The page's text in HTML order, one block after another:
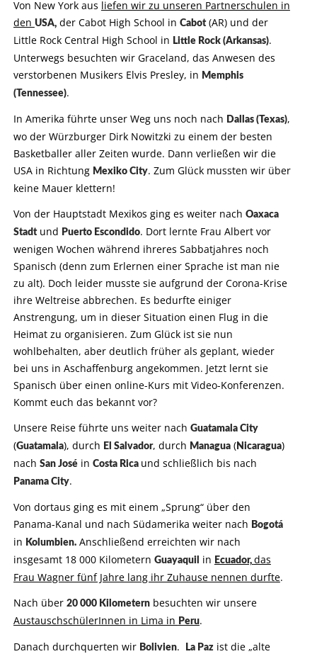
Von New York aus liefen wir zu unseren Partnerschulen in
den USA,der Cabot High School in Cabot(AR) und der
Little Rock Central High School in Little Rock (Arkansas).
Unterwegs besuchten wir Graceland, das Anwesen des
verstorbenen Musikers Elvis Presley, in Memphis
(Tennessee).
In Amerika führte unser Weg uns noch nach Dallas (Texas),
wo der Würzburger Dirk Nowitzki zu einem der besten
Basketballer aller Zeiten wurde. Dann verließen wir die
USA in Richtung Mexiko City. Zum Glück mussten wir über
keine Mauer klettern!
Von der Hauptstadt Mexikos ging es weiter nach Oaxaca
Stadtund Puerto Escondido. Dort lernte Frau Albert vor
wenigen Wochen während ihreres Sabbatjahres noch
Spanisch (denn zum Erlernen einer Sprache ist man nie
zu alt). Doch leider musste sie aufgrund der Corona-Krise
ihre Weltreise abbrechen. Es bedurfte einiger
Anstrengung, um in dieser Situation einen Flug in die
Heimat zu organisieren. Zum Glück ist sie nun
wohlbehalten, aber deutlich früher als geplant, wieder
bei uns in Aschaffenburg angekommen. Jetzt lernt sie
Spanisch über einen online-Kurs mit Video-Konferenzen.
Kommt euch das bekannt vor?
Unsere Reise führte uns weiter nach Guatamala City
(Guatamala), durch El Salvador, durch Managua( Nicaragua)
nach San Joséin Costa Rica und schließlich bis nach
Panama City.
Von dortaus ging es mit einem „Sprung“ über den
Panama-Kanal und nach Südamerika weiter nach Bogotá
in Kolumbien.Anschließend erreichten wir nach
insgesamt 18 000 Kilometern Guayaquil in Ecuador, das
Frau Wagner fünf Jahre lang ihr Zuhause nennen durfte.
Nach über 20 000 Kilometernbesuchten wir unsere
AustauschschülerInnen in Lima in Peru.
Danach durchquerten wir Bolivien. La Pazist die „alte